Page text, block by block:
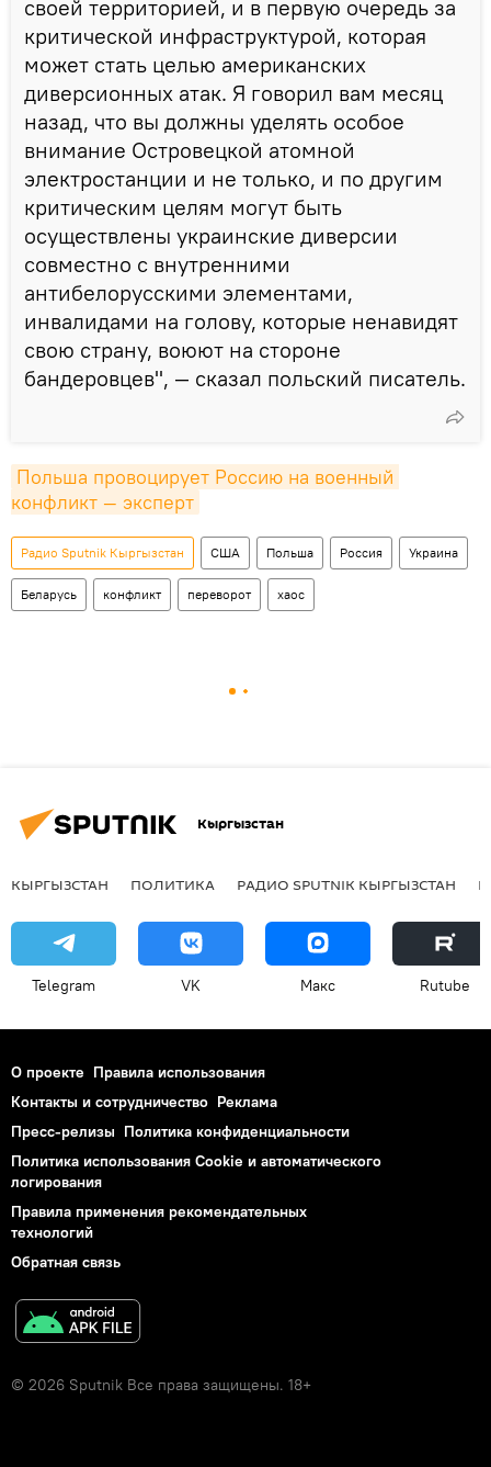
своей территорией, и в первую очередь за
критической инфраструктурой, которая
может стать целью американских
диверсионных атак. Я говорил вам месяц
назад, что вы должны уделять особое
внимание Островецкой атомной
электростанции и не только, и по другим
критическим целям могут быть
осуществлены украинские диверсии
совместно с внутренними
антибелорусскими элементами,
инвалидами на голову, которые ненавидят
свою страну, воюют на стороне
бандеровцев", ― сказал польский писатель.
Польша провоцирует Россию на военный
конфликт — эксперт
Радио Sputnik Кыргызстан США Польша Россия Украина
Беларусь конфликт переворот хаос
Кыргызстан
КЫРГЫЗСТАН ПОЛИТИКА РАДИО SPUTNIK КЫРГЫЗСТАН
Telegram VK Макс Rutube
О проекте Правила использования
Контакты и сотрудничество Реклама
Пресс-релизы Политика конфиденциальности
Политика использования Cookie и автоматического
логирования
Правила применения рекомендательных
технологий
Обратная связь
© 2026 Sputnik Все права защищены. 18+